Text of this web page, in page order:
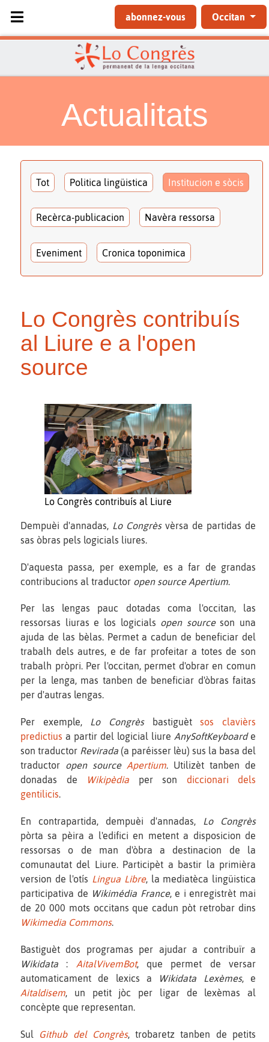
Sélectionnez votre langue
abonnez-vous Occitan
Actualitats
Tot Politica lingüistica Institucion e sòcis
Recèrca-publicacion Navèra ressorsa
Eveniment Cronica toponimica
Lo Congrès contribuís
al Liure e a l'open
source
Lo Congrès contribuís al Liure
Dempuèi d'annadas, Lo Congrèsvèrsa de partidas de
sas òbras pels logicials liures.
D'aquesta passa, per exemple, es a far de grandas
contribucions al traductor open source Apertium
Per las lengas pauc dotadas coma l'occitan, las
ressorsas liuras e los logicials open sourceson una
ajuda de las bèlas. Permet a cadun de beneficiar del
trabalh dels autres, e de far profeitar a totes de son
trabalh pròpri. Per l'occitan, permet d'obrar en comun
per la lenga, mas tanben de beneficiar d'òbras faitas
per d'autras lengas.
Per exemple, Lo Congrèsbastiguètsos clavièrs
predictius a partir del logicial liure AnySoftKeyboarde
son traductor Revirada (a paréisser lèu) sus la basa del
traductor open source Apertium. Utilizèt tanben de
donadas de
Wikipèdia per son diccionari dels
gentilicis.
En contrapartida, dempuèi d'annadas, Lo Congrès
pòrta sa pèira a l'edifici en metent a disposicion de
ressorsas o de man d'òbra a destinacion de la
comunautat del Liure. Participèt a bastir la primièra
version de l'otís Lingua Libre, la mediatèca lingüistica
participativa de Wikimédia France, e i enregistrèt mai
de 20 000 mots occitans que cadun pòt retrobar dins
Wikimedia Commons.
Bastiguèt dos programas per ajudar a contribuïr a
Wikidata : AitalVivemBot, que permet de versar
automaticament de lexics a
Wikidata Lexèmes, e
Aitaldisem, un petit jòc per ligar de lexèmas al
concèpte que representan.
Sul Github del Congrès, trobaretz tanben de petits